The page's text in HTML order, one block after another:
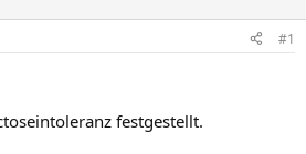
#1
festgestellt.